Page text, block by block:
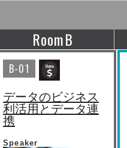
RoomB
B-01
データのビジネス
利活用とデータ連
携
Speaker